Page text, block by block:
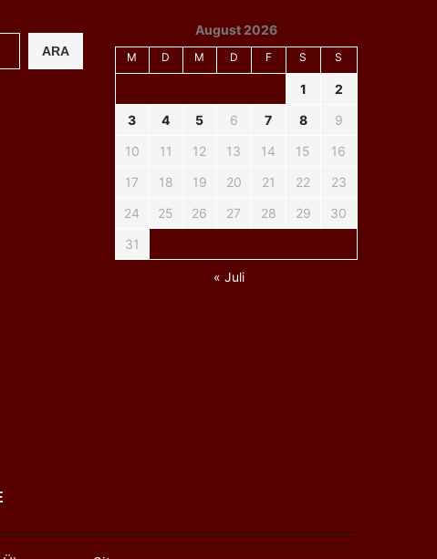
ARA
August 2026
M D M D F S S
1
2
3
4 5 6 7 8
9
10
11 12 13 14 15
16
17
18 19 20 21 22
23
24
25 26 27 28 29
30
31
« Juli